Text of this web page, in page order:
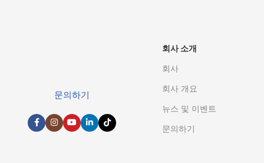
문의하기
회사 소개
회사
회사 개요
뉴스 및 이벤트
문의하기